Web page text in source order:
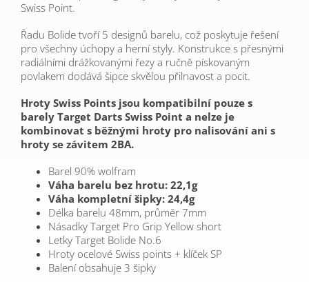
Swiss Point.
Řadu Bolide tvoří 5 designů barelu, což poskytuje řešení
pro všechny úchopy a herní styly. Konstrukce s přesnými
radiálními drážkovanými řezy a ručně pískovaným
povlakem dodává šipce skvělou přilnavost a pocit.
Hroty Swiss Points jsou kompatibilní pouze s
barely Target Darts Swiss Point a nelze je
kombinovat s běžnými hroty pro nalisování ani s
hroty se závitem 2BA.
Barel 90% wolfram
Váha barelu bez hrotu: 22,1g
Váha kompletní šipky: 24,4g
Délka barelu 48mm, průměr 7mm
Násadky Target Pro Grip Yellow short
Letky Target Bolide No.6
Hroty ocelové Swiss points + klíček SP
Balení obsahuje 3 šipky